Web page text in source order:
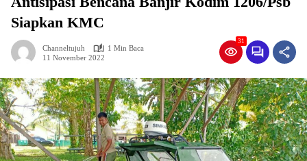
Siapkan KMC
Channeltujuh
1 Min Baca
11 November 2022
31